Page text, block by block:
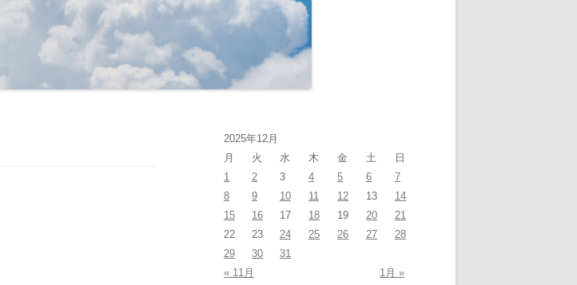
2025年12月
月
火 水 木 金 土
日
1
2 3 4 5 6
7
8
9 10 11 12 13
14
15
16 17 18 19 20
21
22
23 24 25 26 27
28
29
30
31
« 11月
1月 »